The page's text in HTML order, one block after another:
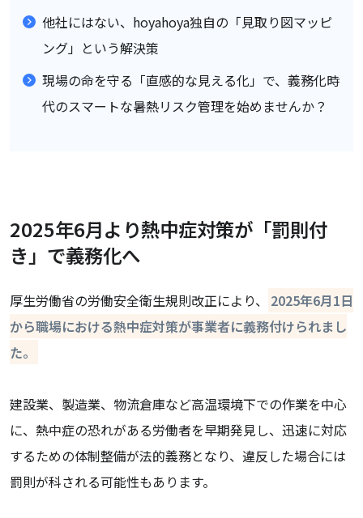
他社にはない、hoyahoya独自の「見取り図マッピ
ング」という解決策
現場の命を守る「直感的な見える化」で、義務化時
代のスマートな暑熱リスク管理を始めませんか？
2025年6月より熱中症対策が「罰則付
き」で義務化へ
厚生労働省の労働安全衛生規則改正により、
2025年6月1日
から職場における熱中症対策が事業者に義務付けられまし
た。
建設業、製造業、物流倉庫など高温環境下での作業を中心
に、熱中症の恐れがある労働者を早期発見し、迅速に対応
するための体制整備が法的義務となり、違反した場合には
罰則が科される可能性もあります。